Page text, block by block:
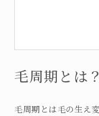
毛周期とは？
毛周期とは毛の生え